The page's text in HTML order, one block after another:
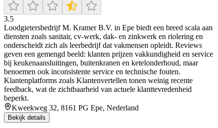
3.5
Loodgietersbedrijf M. Kramer B.V. in Epe biedt een breed scala aan
diensten zoals sanitair, cv-werk, dak‑ en zinkwerk en riolering en
onderscheidt zich als leerbedrijf dat vakmensen opleidt. Reviews
geven een gemengd beeld: klanten prijzen vakkundigheid en service
bij keukenaansluitingen, buitenkranen en ketelonderhoud, maar
benoemen ook inconsistente service en technische fouten.
Klantenplatforms zoals Klantenvertellen tonen weinig recente
feedback, wat de zichtbaarheid van actuele klanttevredenheid
beperkt.
Kweekweg 32, 8161 PG Epe, Nederland
Bekijk details